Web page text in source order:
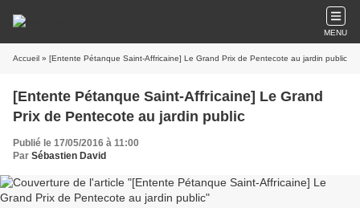
MENU
Accueil » [Entente Pétanque Saint-Affricaine] Le Grand Prix de Pentecote au jardin public
[Entente Pétanque Saint-Affricaine] Le Grand
Prix de Pentecote au jardin public
Publié le 17/05/2016 à 11:00
Par Sébastien David